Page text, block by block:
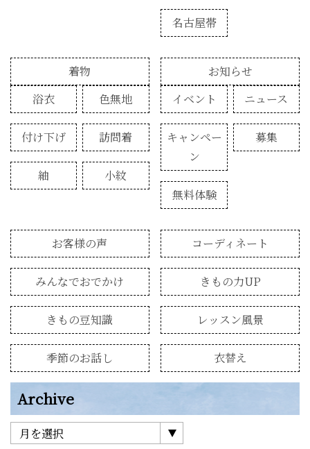
名古屋帯
着物
浴衣
色無地
付け下げ 訪問着
紬 小紋
お知らせ
イベント
ニュース
キャンペー
ン
募集
無料体験
お客様の声 コーディネート
みんなでおでかけ きもの力UP
きもの豆知識 レッスン風景
季節のお話し 衣替え
Archive